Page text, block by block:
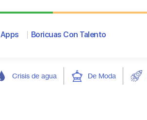
Apps Boricuas Con Talento
Crisis de agua De Moda